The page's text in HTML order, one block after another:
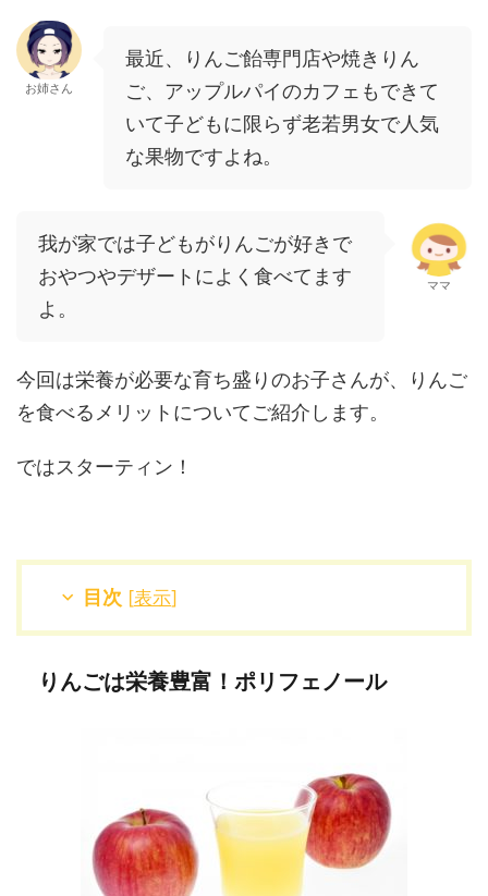
お姉さん
最近、りんご飴専門店や焼きりん
ご、アップルパイのカフェもできて
いて子どもに限らず老若男女で人気
な果物ですよね。
我が家では子どもがりんごが好きで
おやつやデザートによく食べてます
よ。
ママ
今回は栄養が必要な育ち盛りのお子さんが、
りんご
を食べるメリットについてご紹介します。
ではスターティン！
目次 [表示]
りんごは栄養豊富！ポリフェノール